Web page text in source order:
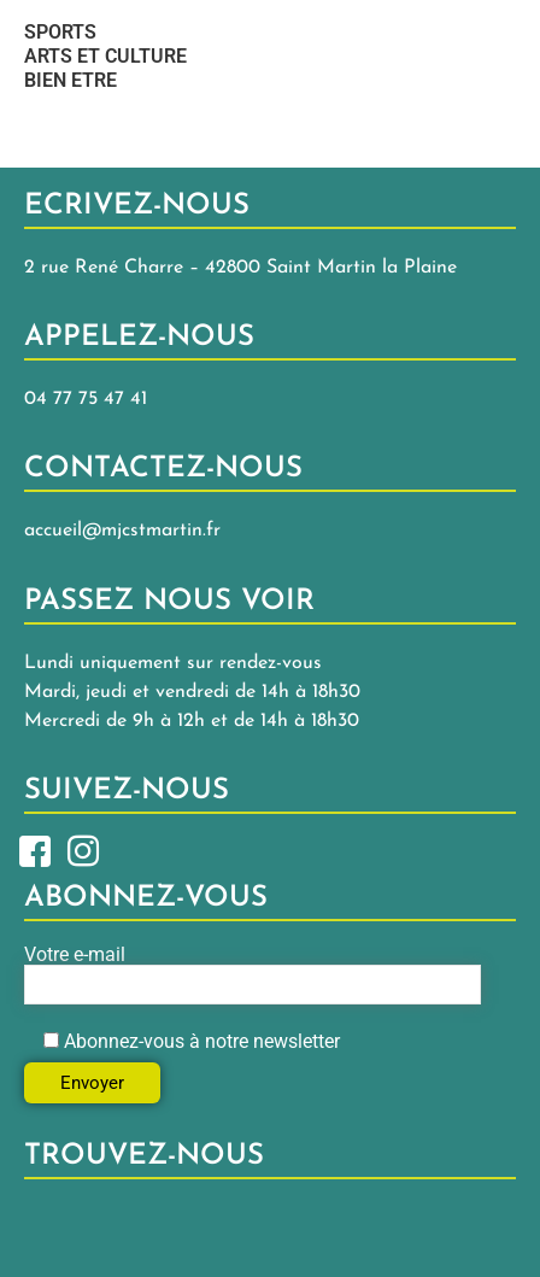
SPORTS
ARTS ET CULTURE
BIEN ETRE
ECRIVEZ-NOUS
2 rue René Charre – 42800 Saint Martin la Plaine
APPELEZ-NOUS
04 77 75 47 41
CONTACTEZ-NOUS
accueil@mjcstmartin.fr
PASSEZ NOUS VOIR
Lundi uniquement sur rendez-vous
Mardi, jeudi et vendredi de 14h à 18h30
Mercredi de 9h à 12h et de 14h à 18h30
SUIVEZ-NOUS
ABONNEZ-VOUS
Votre e-mail
Abonnez-vous à notre newsletter
TROUVEZ-NOUS